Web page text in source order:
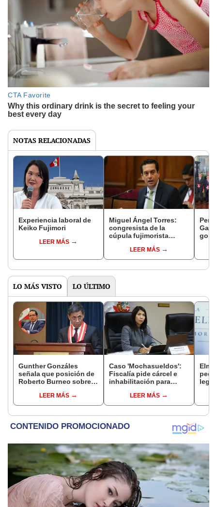
NOTAS RELACIONADAS
Experiencia laboral de
Keiko Fujimori
LEER MÁS
Miguel Ángel Torres:
congresista de la
cúpula fujimorista
del SenadoLEER MÁS
LO MÁS VISTO LO ÚLTIMO
Gunther Gonzáles
señala que posición de
Roberto Burneo sobre
Aliaga no representan al
JNE
LEER MÁS
Caso 'Mochasueldos':
Fiscalía pide cárcel e
inhabilitación para
fujimorista María
Cordero Jon Tay
LEER MÁS